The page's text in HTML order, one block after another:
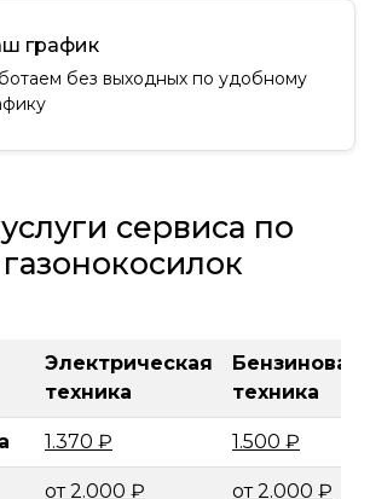
график
без выходных по удобному
сервиса по
Электрическая
техника
Бензиновая
техника
1.370 ₽ 1.500 ₽
от 2.000 ₽ от 2.000 ₽